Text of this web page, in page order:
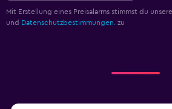
Mit Erstellung eines Preisalarms stimmst du
und Datenschutzbestimmungen. zu